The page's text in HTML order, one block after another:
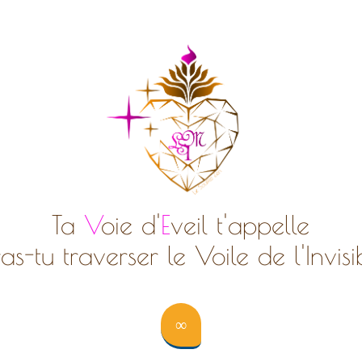
TaVoie d'Eveil t'appelle
tu traverser le Voile de
∞